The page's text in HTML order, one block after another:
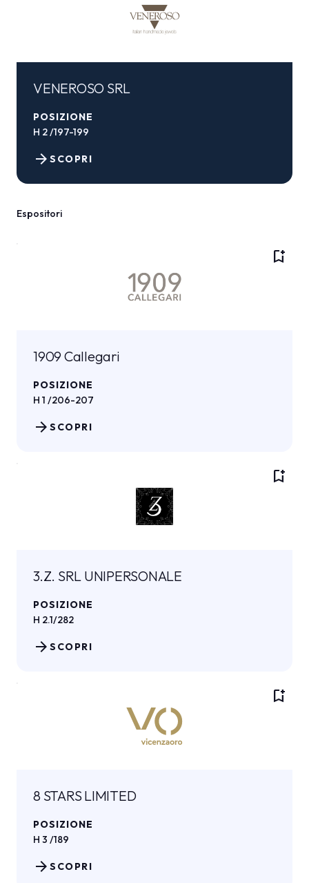
VENEROSO SRL
POSIZIONE
H 2 /197-199
SCOPRI
arrow_forward
Espositori
bookmark_add
1909 Callegari
POSIZIONE
H 1 /206-207
SCOPRI
arrow_forward
bookmark_add
3.Z. SRL UNIPERSONALE
POSIZIONE
H 2.1/282
SCOPRI
arrow_forward
bookmark_add
8 STARS LIMITED
POSIZIONE
H 3 /189
SCOPRI
arrow_forward